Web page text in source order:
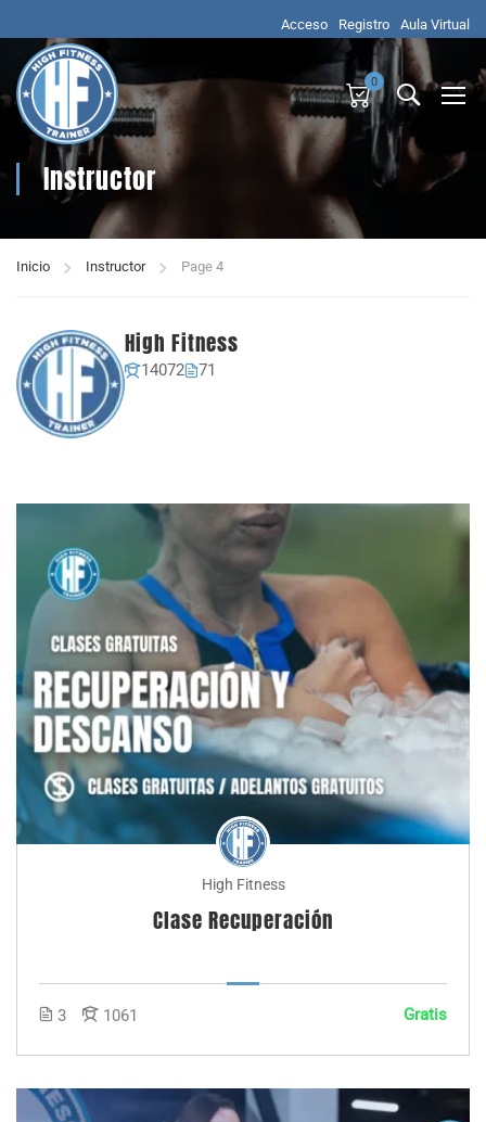
Acceso Registro Aula Virtual
0
Instructor
Inicio Instructor Page 4
High Fitness
14072 71
High Fitness
Clase Recuperación
3 1061 Gratis